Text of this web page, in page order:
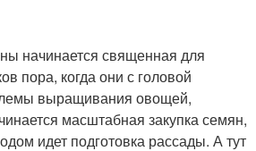
начинается священная для
пора, когда они с головой
выращивания овощей,
масштабная закупка семян,
идет подготовка рассады. А тут